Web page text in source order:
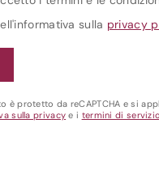
sulla privacy
è protetto da reCAPTCHA e si
sulla privacy e i termini di servizio